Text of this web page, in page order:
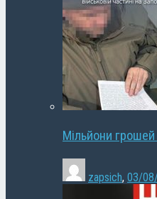
Мільйони
zapsich, 03/